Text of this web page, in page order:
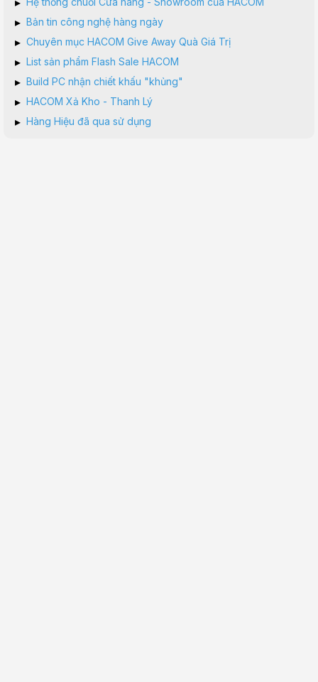
▸ Bản tin công nghệ hàng ngày
▸ Chuyên mục HACOM Give Away Quà Giá Trị
▸ List sản phẩm Flash Sale HACOM
▸ Build PC nhận chiết khấu "khủng"
▸ HACOM Xả Kho - Thanh Lý
▸ Hàng Hiệu đã qua sử dụng